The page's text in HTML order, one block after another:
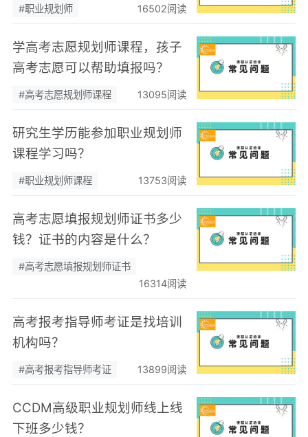
#职业规划师 16502阅读
学高考志愿规划师课程，孩子
高考志愿可以帮助填报吗？
#高考志愿规划师课程 13095阅读
研究生学历能参加职业规划师
课程学习吗？
#职业规划师课程 13753阅读
高考志愿填报规划师证书多少
钱？证书的内容是什么？
#高考志愿填报规划师证书
16314阅读
高考报考指导师考证是找培训
机构吗？
#高考报考指导师考证 13899阅读
CCDM高级职业规划师线上线
下班多少钱？